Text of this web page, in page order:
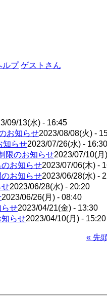
ルプ ゲストさん
09/13(水) - 16:45
お知らせ2023/08/08(火) -
知らせ2023/07/26(水) - 16:30
限のお知らせ2023/07/10(月
お知らせ2023/07/06(木) -
お知らせ2023/06/28(水) -
せ2023/06/28(水) - 20:20
2023/06/26(月) - 08:40
せ2023/04/21(金) - 13:30
らせ2023/04/10(月) - 15:20
先
« 先